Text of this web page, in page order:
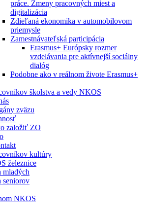
práce. Zmeny pracovných miest a
digitalizácia
Zdieľaná ekonomika v automobilovom
priemysle
Zamestnávateľská participácia
Erasmus+ Európsky rozmer
vzdelávania pre aktívnejší sociálny
dialóg
Podobne ako v reálnom živote Erasmus+
školstva a vedy NKOS
zväzu
založiť ZO
kultúry
železnice
mladých
seniorov
NKOS